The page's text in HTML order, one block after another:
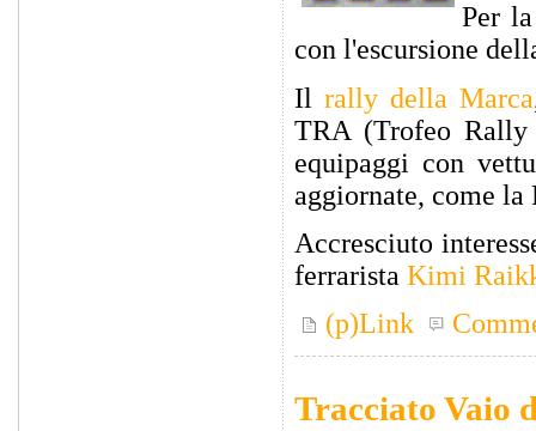
Per
con l'escursione
Il rally della Marca
TRA (Trofeo Rally
equipaggi con
aggiornate, come la
Accresciuto
ferrarista Kimi
(p)Link
Tracciato Vaio